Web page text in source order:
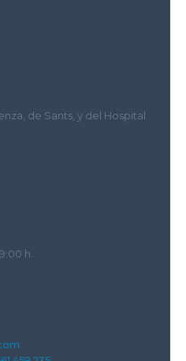
de Sants, y del Hospital
h.